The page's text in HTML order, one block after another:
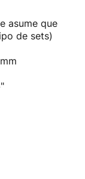
asume que
de sets)